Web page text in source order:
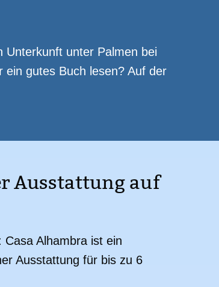
Unterkunft unter Palmen bei
ein gutes Buch lesen? Auf der
Ausstattung auf
Alhambra ist ein
Ausstattung für bis zu 6